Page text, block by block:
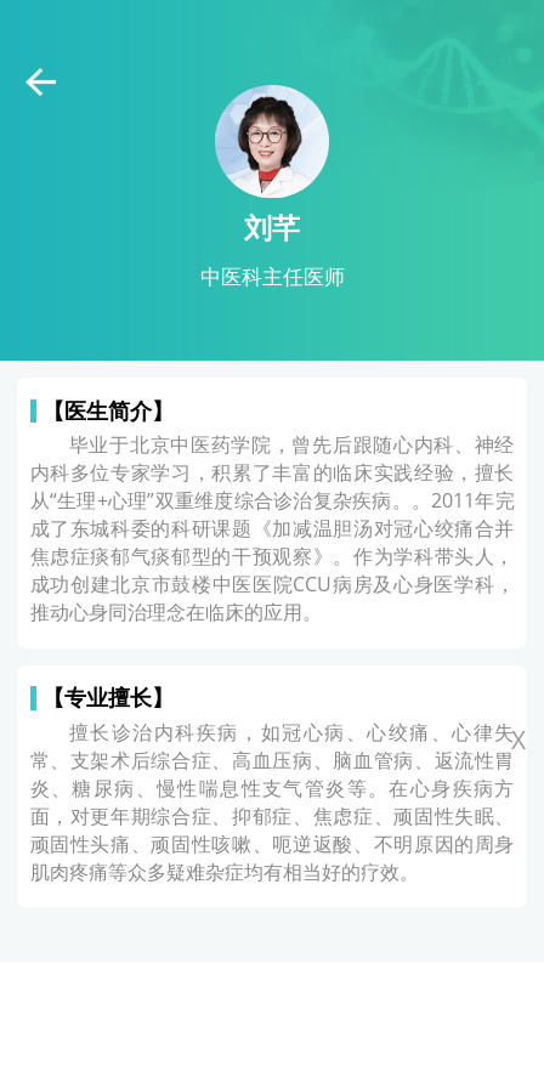
刘芊
中医科主任医师
【医生简介】
毕业于北京中医药学院，曾先后跟随心内科、神经
内科多位专家学习，积累了丰富的临床实践经验，擅长
从“生理+心理”双重维度综合诊治复杂疾病。。2011年完
成了东城科委的科研课题《加减温胆汤对冠心绞痛合并
焦虑症痰郁气痰郁型的干预观察》。作为学科带头人，
成功创建北京市鼓楼中医医院CCU病房及心身医学科，
推动心身同治理念在临床的应用。
【专业擅长】
擅长诊治内科疾病，如冠心病、心绞痛、心律失
常、支架术后综合症、高血压病、脑血管病、返流性胃
炎、糖尿病、慢性喘息性支气管炎等。在心身疾病方
面，对更年期综合症、抑郁症、焦虑症、顽固性失眠、
顽固性头痛、顽固性咳嗽、呃逆返酸、不明原因的周身
肌肉疼痛等众多疑难杂症均有相当好的疗效。
X